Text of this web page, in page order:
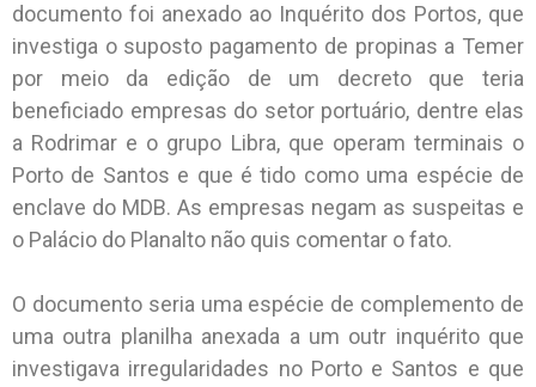
documento foi anexado ao Inquérito dos Portos, que
investiga o suposto pagamento de propinas a Temer
por meio da edição de um decreto que teria
beneficiado empresas do setor portuário, dentre elas
a Rodrimar e o grupo Libra, que operam terminais o
Porto de Santos e que é tido como uma espécie de
enclave do MDB. As empresas negam as suspeitas e
o Palácio do Planalto não quis comentar o fato.
O documento seria uma espécie de complemento de
uma outra planilha anexada a um outr inquérito que
investigava irregularidades no Porto e Santos e que